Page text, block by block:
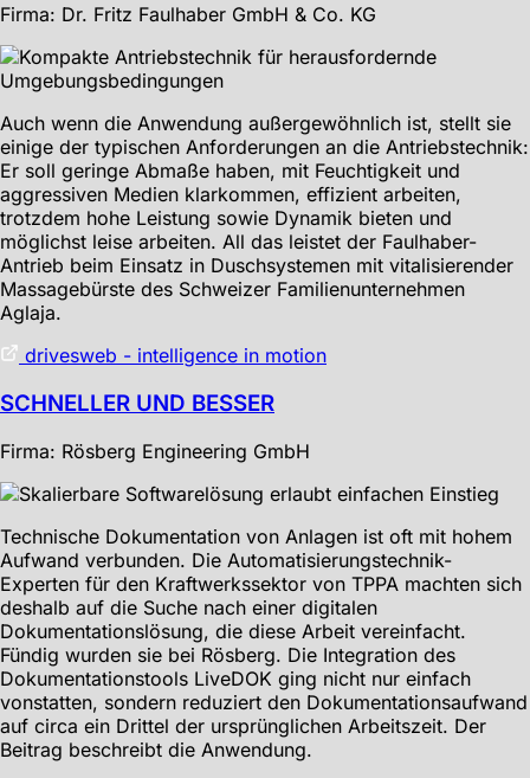
Firma: Dr. Fritz Faulhaber GmbH & Co. KG
Auch wenn die Anwendung außergewöhnlich ist, stellt sie
einige der typischen Anforderungen an die Antriebstechnik:
Er soll geringe Abmaße haben, mit Feuchtigkeit und
aggressiven Medien klarkommen, effizient arbeiten,
trotzdem hohe Leistung sowie Dynamik bieten und
möglichst leise arbeiten. All das leistet der Faulhaber-
Antrieb beim Einsatz in Duschsystemen mit vitalisierender
Massagebürste des Schweizer Familienunternehmen
Aglaja.
drivesweb - intelligence in motion
SCHNELLER UND BESSER
Firma: Rösberg Engineering GmbH
Technische Dokumentation von Anlagen ist oft mit hohem
Aufwand verbunden. Die Automatisierungstechnik-
Experten für den Kraftwerkssektor von TPPA machten sich
deshalb auf die Suche nach einer digitalen
Dokumentationslösung, die diese Arbeit vereinfacht.
Fündig wurden sie bei Rösberg. Die Integration des
Dokumentationstools LiveDOK ging nicht nur einfach
vonstatten, sondern reduziert den Dokumentationsaufwand
auf circa ein Drittel der ursprünglichen Arbeitszeit. Der
Beitrag beschreibt die Anwendung.